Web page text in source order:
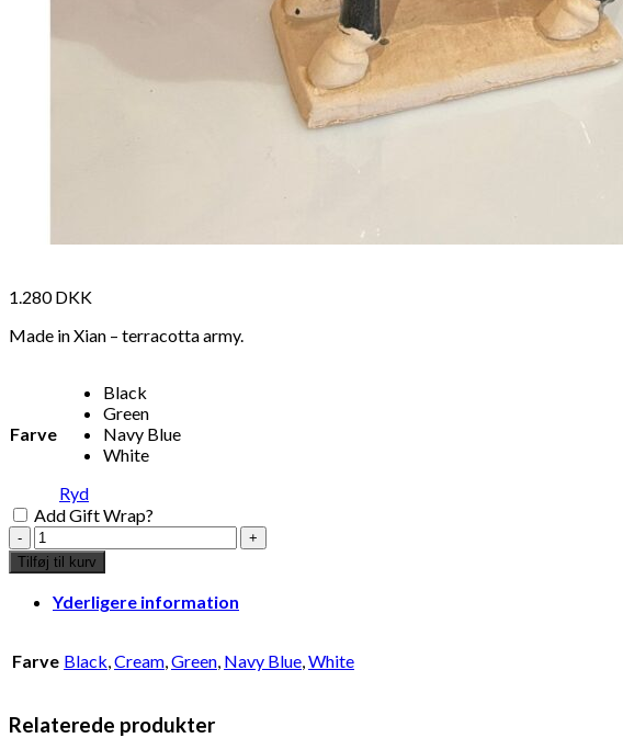
1.280DKK
Made in Xian – terracotta army.
Farve
Black
Green
Navy Blue
White
Ryd
Add Gift Wrap?
horse
in
terracotta
28x10x28
antal
Tilføj til kurv
Yderligere information
Farve Black,Cream,Green, Navy Blue,White
Relaterede produkter